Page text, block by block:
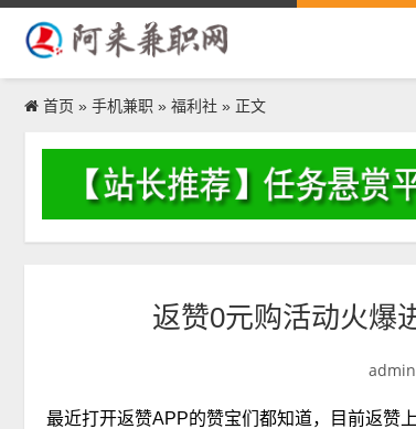
首页 » 手机兼职 » 福利社 » 正文
返赞0元购活动火爆
admin
最近打开返赞APP的赞宝们都知道，目前返赞